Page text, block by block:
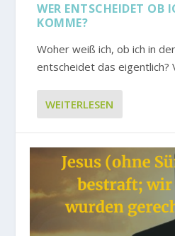
WER ENTSCHEIDET OB
KOMME?
Woher weiß ich, ob ich in
entscheidet das eigentlich?
WEITERLESEN